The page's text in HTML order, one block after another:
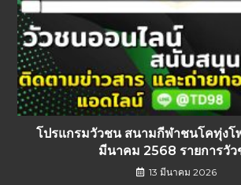
โปรแกรมวัวชน สนามกีฬาชนโคทุ่งโพ
มีนาคม 2568 รายการวั
13 มีนาคม 2026